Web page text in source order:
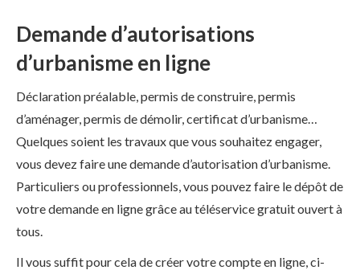
Demande d’autorisations
d’urbanisme en ligne
Déclaration préalable, permis de construire, permis
d’aménager, permis de démolir, certificat d’urbanisme…
Quelques soient les travaux que vous souhaitez engager,
vous devez faire une demande d’autorisation d’urbanisme.
Particuliers ou professionnels, vous pouvez faire le dépôt de
votre demande en ligne grâce au téléservice gratuit ouvert à
tous.
Il vous suffit pour cela de créer votre compte en ligne, ci-